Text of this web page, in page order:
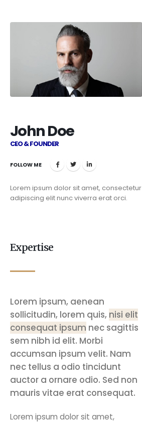
John Doe
CEO & FOUNDER
FOLLOW ME
Lorem ipsum dolor sit amet, consectetur
adipiscing elit nunc viverra erat orci.
Expertise
Lorem ipsum, aenean
sollicitudin, lorem quis, nisi elit
consequat ipsum nec sagittis
sem nibh id elit. Morbi
accumsan ipsum velit. Nam
nec tellus a odio tincidunt
auctor a ornare odio. Sed non
mauris vitae erat consequat.
Lorem ipsum dolor sit amet,
Duis sed odio sit
vulputate cur sus
a sit amet mauris
sed odio sit amet
nibh vulputate cur
mauris morbi.
Firm Fact
Duis sed odio sit
amet nibh
vulputate cur sus
a sit amet mauris
mauris morbi.